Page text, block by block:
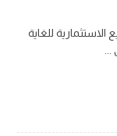
للغاية